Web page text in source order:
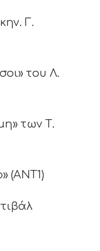
Γ.
του Λ.
των Τ.
(ΑΝΤ1)